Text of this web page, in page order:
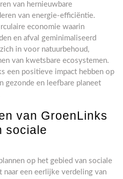
van hernieuwbare
van energie-efficiëntie.
economie waarin
en afval geminimaliseerd
in voor natuurbehoud,
van kwetsbare ecosystemen.
een positieve impact hebben op
gezonde en leefbare planeet
van GroenLinks
sociale
op het gebied van sociale
een eerlijke verdeling van